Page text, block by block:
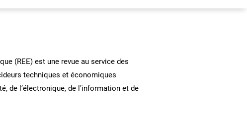
(REE) est une revue au service des
techniques et économiques
de l’électronique, de l’information et de